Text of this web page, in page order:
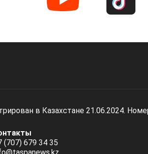
в Казахстане 21.06.2024.
(707) 679 34 35